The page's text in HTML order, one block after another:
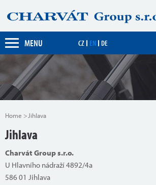
MENU CZ EN DE
Home Jihlava
Jihlava
Charvát Group s.r.o.
U Hlavního nádraží 4892/4a
586 01 Jihlava